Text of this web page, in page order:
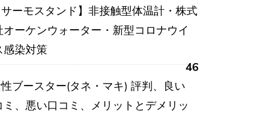
サーモスタンド】非接触型体温計・株式
オーケンウォーター・新型コロナウイ
感染対策
46
ブースター(タネ・マキ) 評判、良い
ミ、悪い口コミ、メリットとデメリッ